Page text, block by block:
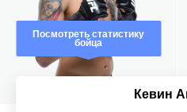
Посмотреть статистику
бойца
Кевин